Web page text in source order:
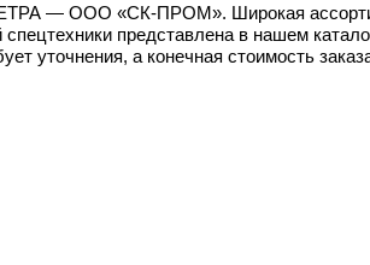
— ООО «СК-ПРОМ». Широкая
представлена в нашем
уточнения, а конечная стоимость